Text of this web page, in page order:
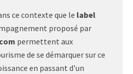
ce contexte que le label
proposé par
permettent aux
de se démarquer sur ce
en passant d’un